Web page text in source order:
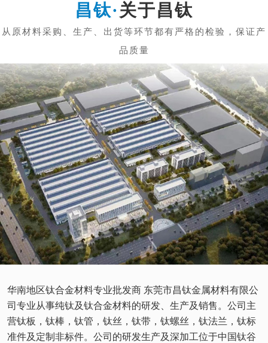
关于昌钛
华南地区钛合金材料专业批发商 东莞市昌钛金属材料有限公
司专业从事纯钛及钛合金材料的研发、生产及销售。公司主
营钛板，钛棒，钛管，钛丝，钛带，钛螺丝，钛法兰，钛标
准件及定制非标件。公司的研发生产及深加工位于中国钛谷